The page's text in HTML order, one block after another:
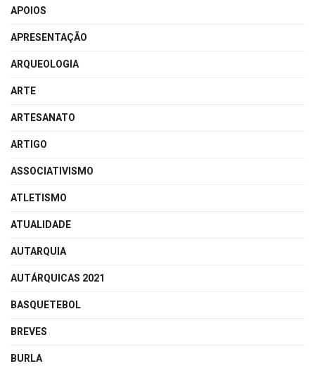
APOIOS
APRESENTAÇÃO
ARQUEOLOGIA
ARTE
ARTESANATO
ARTIGO
ASSOCIATIVISMO
ATLETISMO
ATUALIDADE
AUTARQUIA
AUTÁRQUICAS 2021
BASQUETEBOL
BREVES
BURLA